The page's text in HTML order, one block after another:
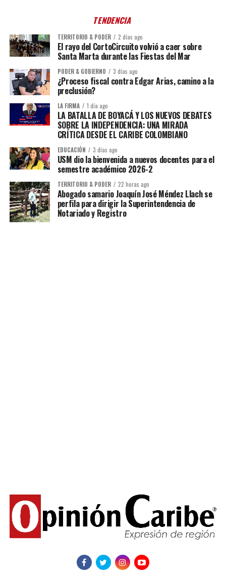
TENDENCIA
TERRITORIO & PODER 2 días ago
El rayo del CortoCircuito volvió a caer sobre
Santa Marta durante las Fiestas del Mar
PODER & GOBIERNO 3 días ago
¿Proceso fiscal contra Edgar Arias, camino a la
preclusión?
LA FIRMA 1 día ago
LA BATALLA DE BOYACÁ Y LOS NUEVOS DEBATES
SOBRE LA INDEPENDENCIA: UNA MIRADA
CRÍTICA DESDE EL CARIBE COLOMBIANO
EDUCACIÓN 3 días ago
USM dio la bienvenida a nuevos docentes para el
semestre académico 2026-2
TERRITORIO & PODER 22 horas ago
Abogado samario Joaquín José Méndez Llach se
perfila para dirigir la Superintendencia de
Notariado y Registro